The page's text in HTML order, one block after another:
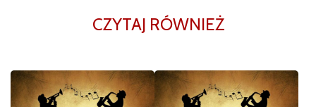
CZYTAJ RÓWNIEŻ